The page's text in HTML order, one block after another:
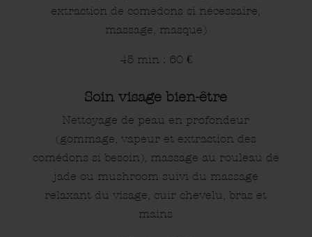
extraction de comédons si nécessaire,
massage, masque)
45 min : 60 €
Soin visage bien-être
Nettoyage de peau en profondeur
(gommage, vapeur et extraction des
comédons si besoin), massage au rouleau de
jade ou mushroom suivi du massage
relaxant du visage, cuir chevelu, bras et
mains